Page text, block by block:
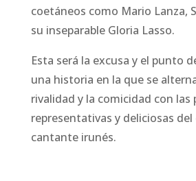
coetáneos como Mario Lanza,
su inseparable Gloria Lasso.
Esta será la excusa y el punto
una historia en la que se
rivalidad y la comicidad con las
representativas y deliciosas del
cantante irunés.